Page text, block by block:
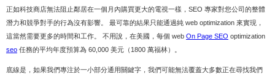
正如科技商店無法阻止鄰居在一個月內購買更大的電視一樣，SEO 專家對您公司的整體
潛力和競爭對手的行為沒有影響。 最可靠的結果只能通過純 web optimization 來實現，
這當然需要更多的時間和工作。 不用說，在美國，每個 web On Page SEO optimization
seo 任務的平均年度預算為 60,000 美元（1800 萬福林）。
底線是，如果我們專注於一小部分通用關鍵字，我們可能無法覆蓋大多數正在尋找我們